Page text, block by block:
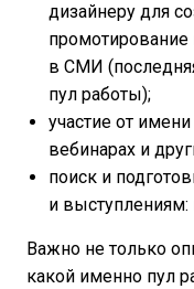
дизайнеру для
промотирование
в СМИ
пул работы);
участие от
вебинарах и
поиск и
и выступлениям:
Важно не только
какой именно пул